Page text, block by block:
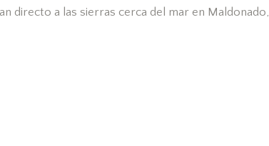
directo a las sierras cerca del mar en Maldonado,